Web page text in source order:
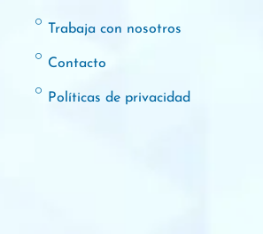
Trabaja con nosotros
Contacto
Políticas de privacidad